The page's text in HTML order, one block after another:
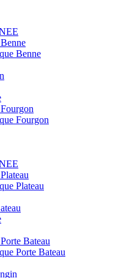
Benne
Fourgon
Plateau
Bateau
Porte Bateau